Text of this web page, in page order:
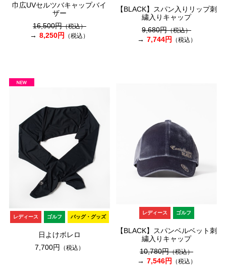
巾広UVセルツバキャップバイ
ザー
16,500円（税込）
8,250円 （税込）
【BLACK】スパン入りリップ刺
繍入りキャップ
9,680円（税込）
7,744円 （税込）
レディース ゴルフ バッグ・グッズ
日よけボレロ
7,700円
（税込）
レディース ゴルフ
【BLACK】スパンベルベット刺
繍入りキャップ
10,780円（税込）
7,546円 （税込）